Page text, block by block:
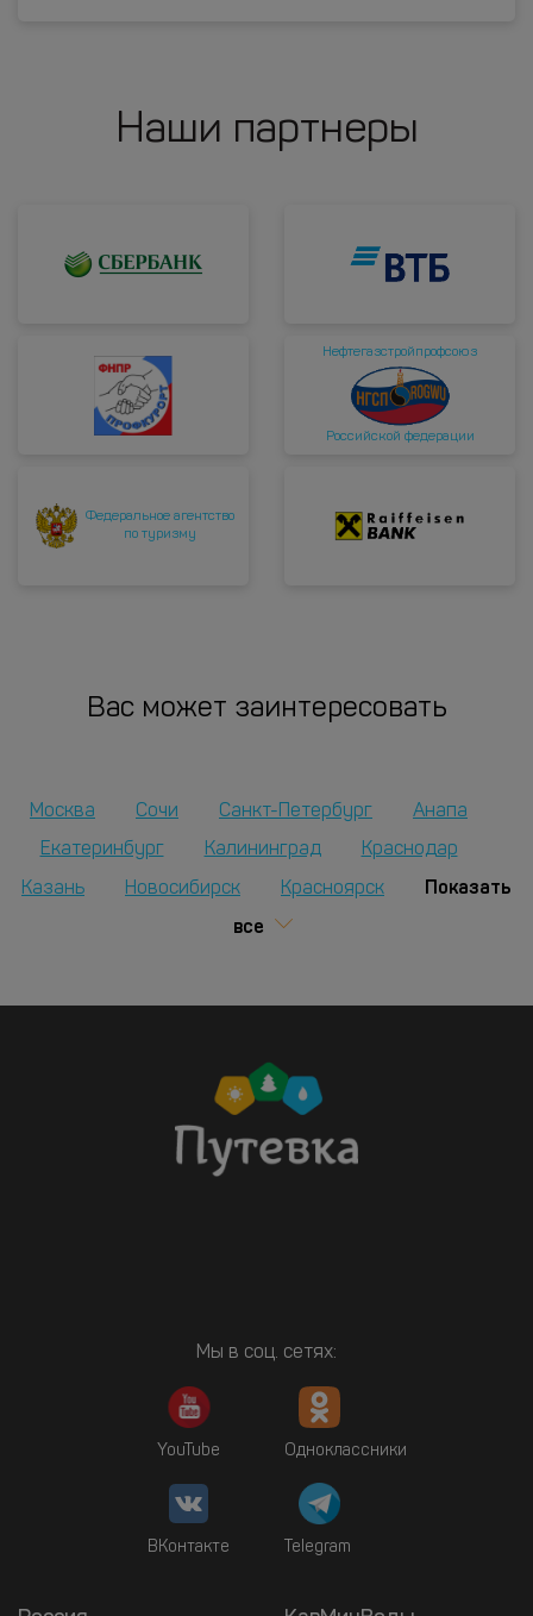
Наши партнеры
Нефтегазстройпрофсоюз
Российской федерации
Федеральное агентство
по туризму
Вас может заинтересовать
Москва Сочи Санкт-Петербург
Анапа
Екатеринбург
Калининград Краснодар
Казань Новосибирск Красноярск
Показать
все
Мы в соц. сетях:
YouTube Одноклассники
ВКонтакте Telegram